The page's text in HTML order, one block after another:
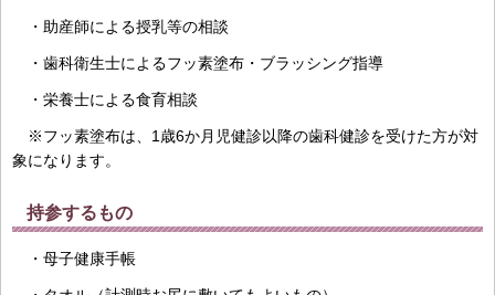
・助産師による授乳等の相談
・歯科衛生士によるフッ素塗布・ブラッシング指導
・栄養士による食育相談
※フッ素塗布は、1歳6か月児健診以降の歯科健診を受けた方が対
象になります。
持参するもの
・母子健康手帳